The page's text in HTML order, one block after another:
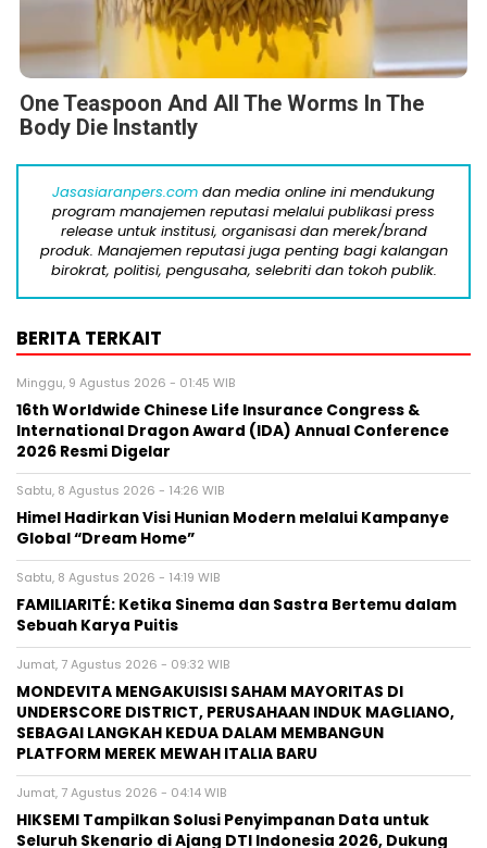
One Teaspoon And All The Worms In The
Body Die Instantly
Jasasiaranpers.com dan media online ini mendukung
program manajemen reputasi melalui publikasi press
release untuk institusi, organisasi dan merek/brand
produk. Manajemen reputasi juga penting bagi kalangan
birokrat, politisi, pengusaha, selebriti dan tokoh publik.
BERITA TERKAIT
Minggu, 9 Agustus 2026 - 01:45 WIB
16th Worldwide Chinese Life Insurance Congress &
International Dragon Award (IDA) Annual Conference
2026 Resmi Digelar
Sabtu, 8 Agustus 2026 - 14:26 WIB
Himel Hadirkan Visi Hunian Modern melalui Kampanye
Global “Dream Home”
Sabtu, 8 Agustus 2026 - 14:19 WIB
FAMILIARITÉ: Ketika Sinema dan Sastra Bertemu dalam
Sebuah Karya Puitis
Jumat, 7 Agustus 2026 - 09:32 WIB
MONDEVITA MENGAKUISISI SAHAM MAYORITAS DI
UNDERSCORE DISTRICT, PERUSAHAAN INDUK MAGLIANO,
SEBAGAI LANGKAH KEDUA DALAM MEMBANGUN
PLATFORM MEREK MEWAH ITALIA BARU
Jumat, 7 Agustus 2026 - 04:14 WIB
HIKSEMI Tampilkan Solusi Penyimpanan Data untuk
Seluruh Skenario di Ajang DTI Indonesia 2026, Dukung